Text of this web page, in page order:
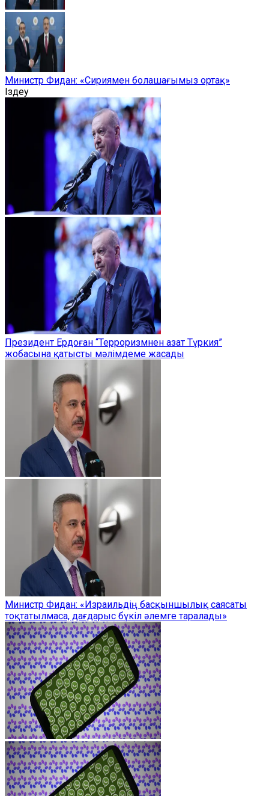
Министр Фидан: «Сириямен болашағымыз ортақ»
Іздеу
Президент Ердоған “Терроризмнен азат Түркия”
жобасына қатысты мәлімдеме жасады
Министр Фидан: «Израильдің басқыншылық саясаты
тоқтатылмаса, дағдарыс бүкіл әлемге таралады»